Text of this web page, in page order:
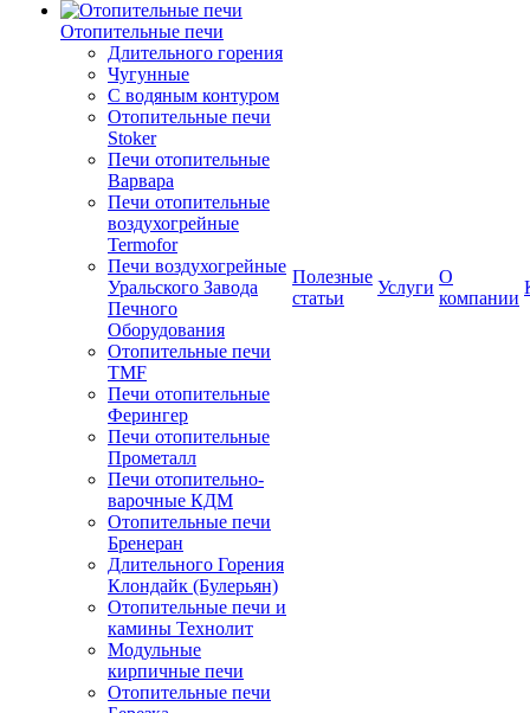
Отопительные печи
Длительного горения
Чугунные
C водяным контуром
Отопительные печи
Stoker
Печи отопительные
Варвара
Печи отопительные
воздухогрейные
Termofor
Печи воздухогрейные
Уральского Завода
Печного
Оборудования
Отопительные печи
TMF
Печи отопительные
Ферингер
Печи отопительные
Прометалл
Печи отопительно-
варочные КДМ
Отопительные печи
Бренеран
Длительного Горения
Клондайк (Булерьян)
Отопительные печи и
камины Технолит
Модульные
кирпичные печи
Отопительные печи
Полезные
статьи
Услуги
О
компании